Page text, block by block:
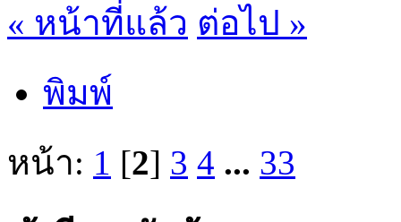
« หน้าที่แล้ว ต่อไป »
พิมพ์
หน้า: 1 [2] 3 4 ... 33